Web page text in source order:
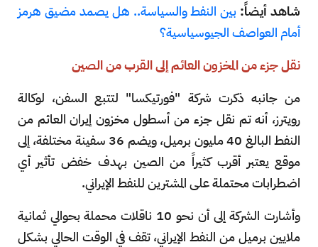
شاهد أيضاً: بين النفط والسياسة.. هل يصمد مضيق هرمز
أمام العواصف الجيوسياسية؟
نقل جزء من المخزون العائم إلى القرب من الصين
من جانبه ذكرت شركة "فورتيكسا" لتتبع السفن، لوكالة
رويترز، أنه تم نقل جزء من أسطول مخزون إيران العائم من
النفط البالغ 40 مليون برميل، ويضم 36 سفينة مختلفة، إلى
موقع يعتبر أقرب كثيراً من الصين بهدف خفض تأثير أي
اضطرابات محتملة على المشترين للنفط الإيراني.
وأشارت الشركة إلى أن نحو 10 ناقلات محملة بحوالي ثمانية
ملايين برميل من النفط الإيراني، تقف في الوقت الحالي بشكل